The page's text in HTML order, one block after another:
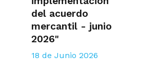
del acuerdo
mercantil - junio
2026"
18 de Junio 2026